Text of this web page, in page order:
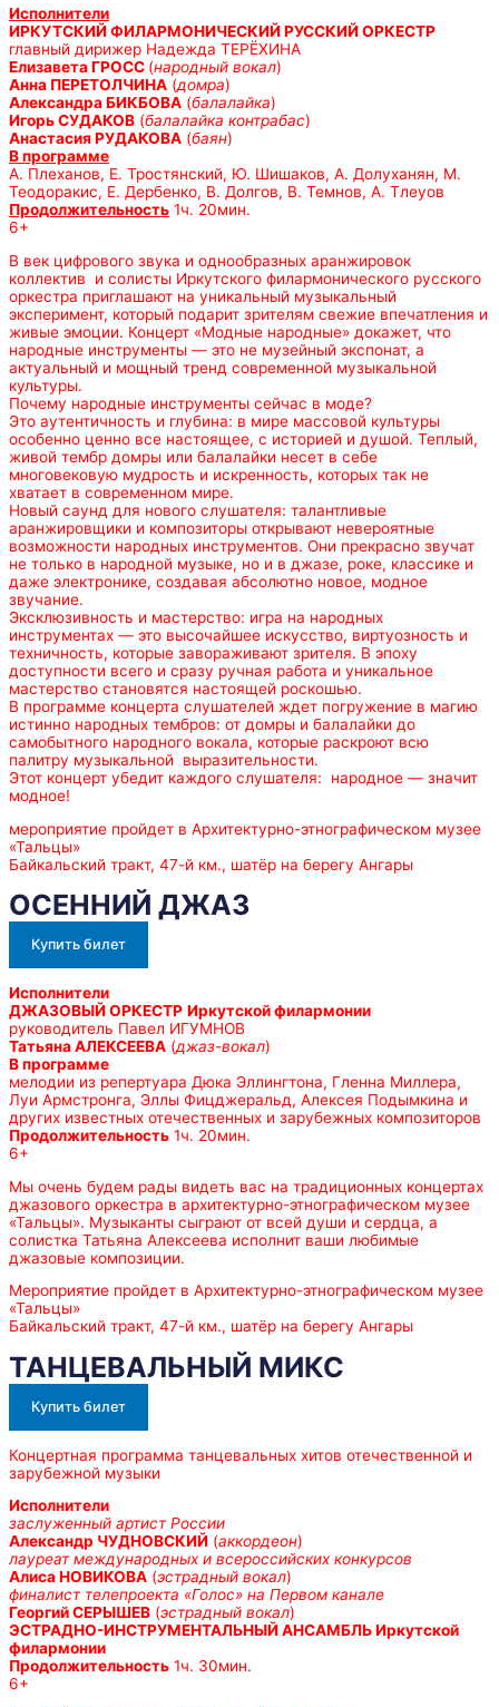
Исполнители
ИРКУТСКИЙ ФИЛАРМОНИЧЕСКИЙ РУССКИЙ ОРКЕСТР
главный дирижер Надежда ТЕРЁХИНА
Елизавета ГРОСС (народный вокал)
Анна ПЕРЕТОЛЧИНА (домра)
Александра БИКБОВА (балалайка)
Игорь СУДАКОВ (балалайка контрабас)
Анастасия РУДАКОВА (баян)
В программе
А. Плеханов, Е. Тростянский, Ю. Шишаков, А. Долуханян, М.
Теодоракис, Е. Дербенко, В. Долгов, В. Темнов, А. Тлеуов
Продолжительность 1ч. 20мин.
6+
В век цифрового звука и однообразных аранжировок
коллектив и солисты Иркутского филармонического русского
оркестра приглашают на уникальный музыкальный
эксперимент, который подарит зрителям свежие впечатления и
живые эмоции. Концерт «Модные народные» докажет, что
народные инструменты — это не музейный экспонат, а
актуальный и мощный тренд современной музыкальной
культуры.
Почему народные инструменты сейчас в моде?
Это аутентичность и глубина: в мире массовой культуры
особенно ценно все настоящее, с историей и душой. Теплый,
живой тембр домры или балалайки несет в себе
многовековую мудрость и искренность, которых так не
хватает в современном мире.
Новый саунд для нового слушателя: талантливые
аранжировщики и композиторы открывают невероятные
возможности народных инструментов. Они прекрасно звучат
не только в народной музыке, но и в джазе, роке, классике и
даже электронике, создавая абсолютно новое, модное
звучание.
Эксклюзивность и мастерство: игра на народных
инструментах — это высочайшее искусство, виртуозность и
техничность, которые завораживают зрителя. В эпоху
доступности всего и сразу ручная работа и уникальное
мастерство становятся настоящей роскошью.
В программе концерта слушателей ждет погружение в магию
истинно народных тембров: от домры и балалайки до
самобытного народного вокала, которые раскроют всю
палитру музыкальной выразительности.
Этот концерт убедит каждого слушателя: народное — значит
модное!
мероприятие пройдет в Архитектурно-этнографическом музее
«Тальцы»
Байкальский тракт, 47-й км., шатёр на берегу Ангары
ОСЕННИЙ ДЖАЗ
Купить билет
Исполнители
ДЖАЗОВЫЙ ОРКЕСТР Иркутской филармонии
руководитель Павел ИГУМНОВ
Татьяна АЛЕКСЕЕВА (джаз-вокал)
В программе
мелодии из репертуара Дюка Эллингтона, Гленна Миллера,
Луи Армстронга, Эллы Фицджеральд, Алексея Подымкина и
других известных отечественных и зарубежных композиторов
Продолжительность 1ч. 20мин.
6+
Мы очень будем рады видеть вас на традиционных концертах
джазового оркестра в архитектурно-этнографическом музее
«Тальцы». Музыканты сыграют от всей души и сердца, а
солистка Татьяна Алексеева исполнит ваши любимые
джазовые композиции.
Мероприятие пройдет в Архитектурно-этнографическом музее
«Тальцы»
Байкальский тракт, 47-й км., шатёр на берегу Ангары
ТАНЦЕВАЛЬНЫЙ МИКС
Купить билет
Концертная программа танцевальных хитов отечественной и
зарубежной музыки
Исполнители
заслуженный артист России
Александр ЧУДНОВСКИЙ (аккордеон)
лауреат международных и всероссийских конкурсов
Алиса НОВИКОВА (эстрадный вокал)
финалист телепроекта «Голос» на Первом канале
Георгий СЕРЫШЕВ (эстрадный вокал)
ЭСТРАДНО-ИНСТРУМЕНТАЛЬНЫЙ АНСАМБЛЬ Иркутской
филармонии
Продолжительность 1ч. 30мин.
6+